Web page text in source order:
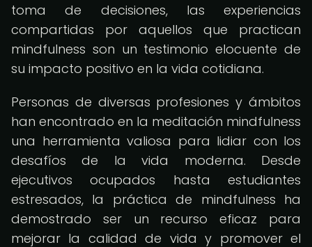
toma de decisiones, las experiencias
compartidas por aquellos que practican
mindfulness son un testimonio elocuente de
su impacto positivo en la vida cotidiana.
Personas de diversas profesiones y ámbitos
han encontrado en la meditación mindfulness
una herramienta valiosa para lidiar con los
desafíos de la vida moderna. Desde
ejecutivos ocupados hasta estudiantes
estresados, la práctica de mindfulness ha
demostrado ser un recurso eficaz para
mejorar la calidad de vida y promover el